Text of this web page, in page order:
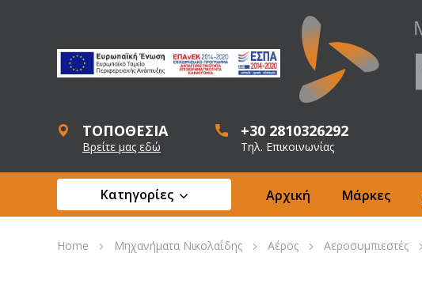
ΤΟΠΟΘΕΣΙΑ
Βρείτε μας εδώ
+30 2810326292
Τηλ. Επικοινωνίας
Κατηγορίες Αρχική Μάρκες
Home Μηχανήματα Νικολαΐδης Αέρος Αεροσυμπιεστές